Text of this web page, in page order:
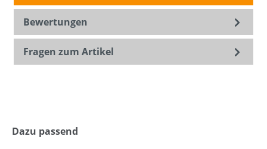
Bewertungen
Fragen zum Artikel
Dazu passend